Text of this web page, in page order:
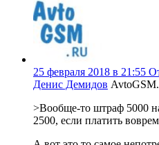
25 февраля 2018 в 21:55
Денис Демидов
>Вообще-то штраф 5000
2500, если платить